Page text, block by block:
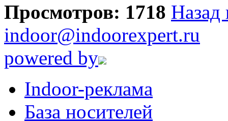
Просмотров: 1718 Назад
indoor@indoorexpert.ru
powered by
Indoor-реклама
База носителей